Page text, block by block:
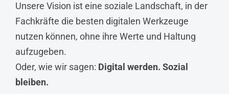
Unsere Vision ist eine soziale Landschaft, in der
Fachkräfte die besten digitalen Werkzeuge
nutzen können, ohne ihre Werte und Haltung
aufzugeben.
Oder, wie wir sagen: Digital werden. Sozial
bleiben.